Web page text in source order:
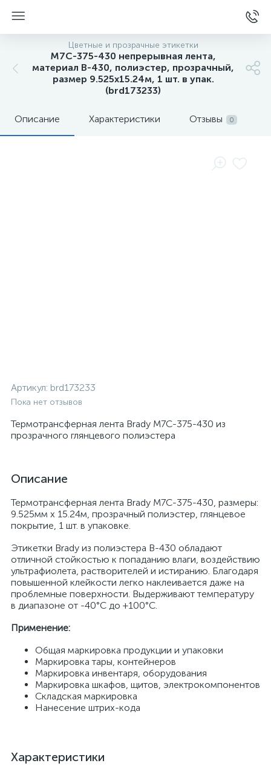
Цветные и прозрачные этикетки
M7C-375-430 непрерывная лента,
материал B-430, полиэстер, прозрачный,
размер 9.525х15.24м, 1 шт. в упак.
(brd173233)
Описание Характеристики Отзывы 0
Артикул: brd173233
Пока нет отзывов
Термотрансферная лента Brady M7C-375-430 из
прозрачного глянцевого полиэстера
Описание
Термотрансферная лента Brady M7C-375-430, размеры:
9.525мм х 15.24м, прозрачный полиэстер, глянцевое
покрытие, 1 шт. в упаковке.
Этикетки Brady из полиэстера B-430 обладают
отличной стойкостью к попаданию влаги, воздействию
ультрафиолета, растворителей и истиранию. Благодаря
повышенной клейкости легко наклеивается даже на
проблемные поверхности. Выдерживают температуру
в диапазоне от -40°C до +100°C.
Применение:
Общая маркировка продукции и упаковки
Маркировка тары, контейнеров
Маркировка инвентаря, оборудования
Маркировка шкафов, щитов, электрокомпонентов
Складская маркировка
Нанесение штрих-кода
Характеристики